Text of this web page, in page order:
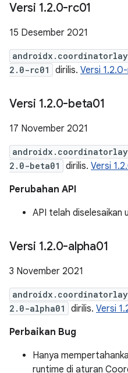
Versi 1.2.0-rc01
15 Desember 2021
2.0-rc01
dirilis. Versi
Versi 1.2.0-beta01
17 November 2021
2.0-beta01
dirilis. Versi
Perubahan API
API telah diselesaikan
Versi 1.2.0-alpha01
3 November 2021
2.0-alpha01
dirilis. Versi
Perbaikan Bug
Hanya
runtime di aturan